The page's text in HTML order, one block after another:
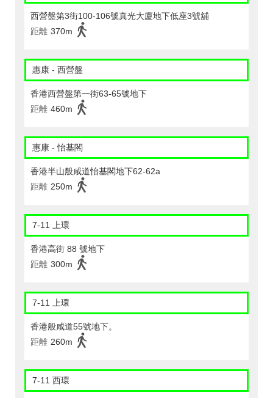
西營盤第3街100-106號真光大廈地下低座3號舖
距離 370m
惠康 - 西營盤
香港西營盤第一街63-65號地下
距離 460m
惠康 - 怡基閣
香港半山般咸道怡基閣地下62-62a
距離 250m
7-11 上環
香港高街 88 號地下
距離 300m
7-11 上環
香港般咸道55號地下。
距離 260m
7-11 西環